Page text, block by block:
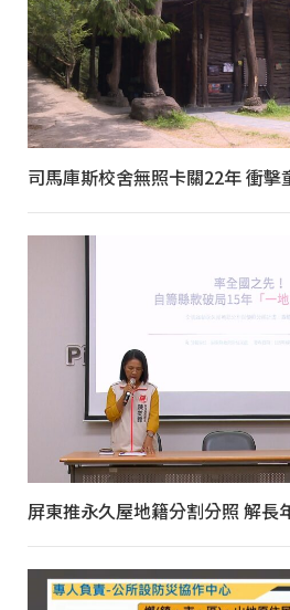
司馬庫斯校舍無照卡關22年 衝擊
屏東推永久屋地籍分割分照 解長